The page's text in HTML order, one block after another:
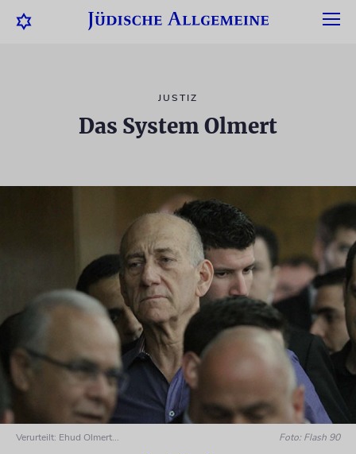
JUSTIZ
Das System Olmert
Verurteilt: Ehud Olmert... Foto: Flash 90